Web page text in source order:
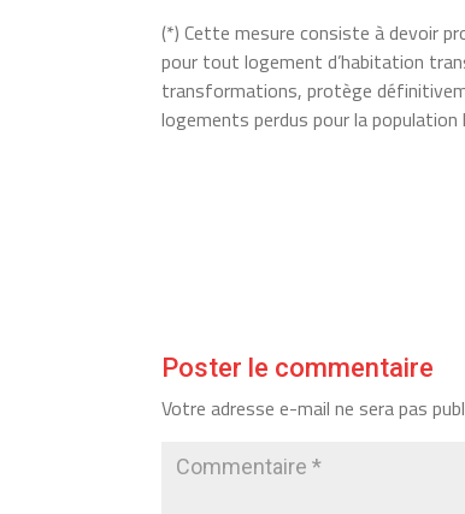
(*) Cette mesure consiste à devoir
pour tout logement d’habitation
transformations, protège
logements perdus pour la
Poster le commentaire
Votre adresse e-mail ne sera pas